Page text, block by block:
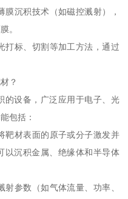
沉积技术（如磁控溅射），
。
标、切割等加工方法，通过
？
的设备，广泛应用于电子、光
包括：
材表面的原子或分子激发并
以沉积金属、绝缘体和半导体
参数（如气体流量、功率、